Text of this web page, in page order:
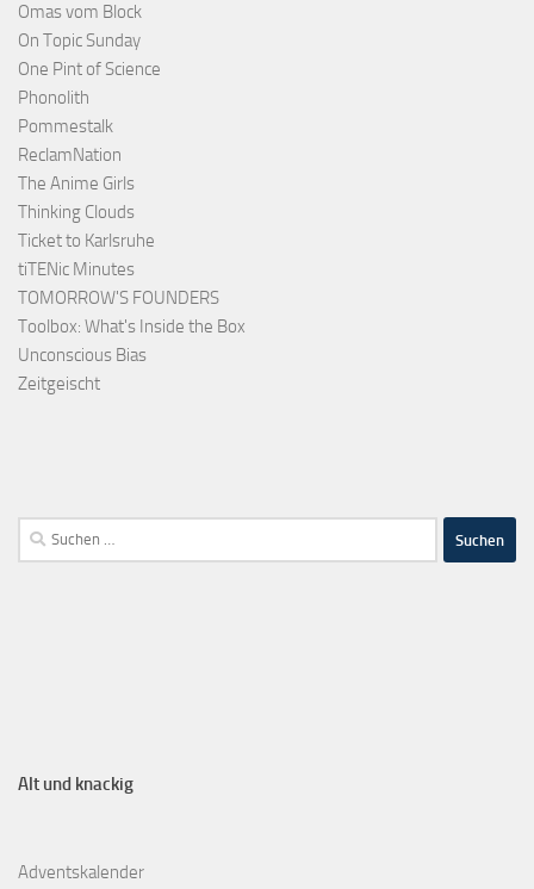
Omas vom Block
On Topic Sunday
One Pint of Science
Phonolith
Pommestalk
ReclamNation
The Anime Girls
Thinking Clouds
Ticket to Karlsruhe
tiTENic Minutes
TOMORROW'S FOUNDERS
Toolbox: What's Inside the Box
Unconscious Bias
Zeitgeischt
Alt und knackig
Adventskalender